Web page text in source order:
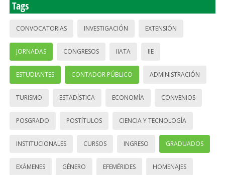
Tags
CONVOCATORIAS INVESTIGACIÓN EXTENSIÓN
JORNADAS CONGRESOS IIATA IIE
ESTUDIANTES CONTADOR PÚBLICO ADMINISTRACIÓN
TURISMO ESTADÍSTICA ECONOMÍA CONVENIOS
POSGRADO POSTÍTULOS CIENCIA Y TECNOLOGÍA
INSTITUCIONALES CURSOS INGRESO GRADUADOS
EXÁMENES GÉNERO EFEMÉRIDES HOMENAJES